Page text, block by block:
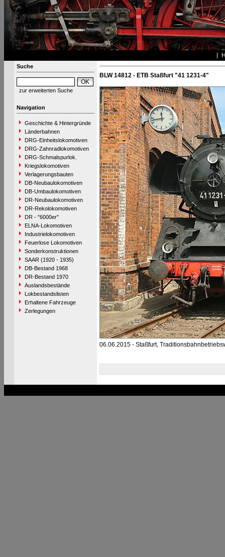
Suche
zur erweiterten Suche
Navigation
Geschichte & Hintergründe
Länderbahnen
DRG-Einheitslokomotiven
DRG-Zahnradlokomotiven
DRG-Schmalspurlok.
Kriegslokomotiven
Verlagerungsbauten
DB-Neubaulokomotiven
DB-Umbaulokomotiven
DR-Neubaulokomotiven
DR-Rekolokomotiven
DR - "6000er"
ELNA-Lokomotiven
Industrielokomotiven
Feuerlose Lokomotiven
Sonderkonstruktionen
SAAR (1920 - 1935)
DB-Bestand 1968
DR-Bestand 1970
Auslandsbestände
Lokbestandslisten
Erhaltene Fahrzeuge
Zerlegungen
BLW 14812 - ETB Staßfurt "41 1231-4"
06.06.2015 - Staßfurt,